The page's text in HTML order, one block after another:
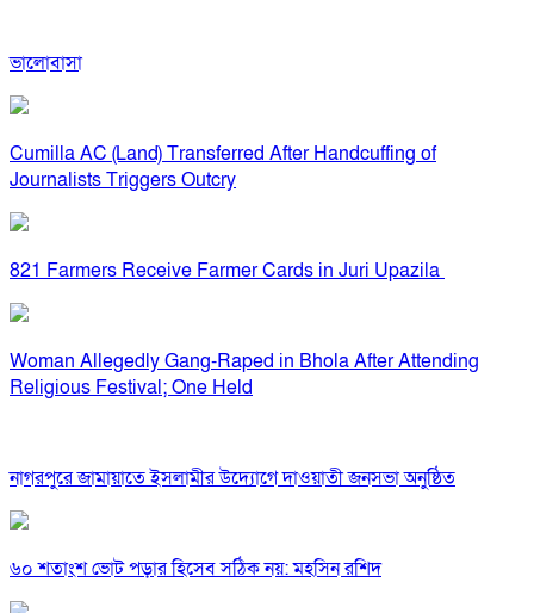
ভালোবাসা
Cumilla AC (Land) Transferred After Handcuffing of
Journalists Triggers Outcry
821 Farmers Receive Farmer Cards in Juri Upazila
Woman Allegedly Gang-Raped in Bhola After Attending
Religious Festival; One Held
নাগরপুরে জামায়াতে ইসলামীর উদ্যোগে দাওয়াতী জনসভা অনুষ্ঠিত
৬০ শতাংশ ভোট পড়ার হিসেব সঠিক নয়: মহসিন রশিদ